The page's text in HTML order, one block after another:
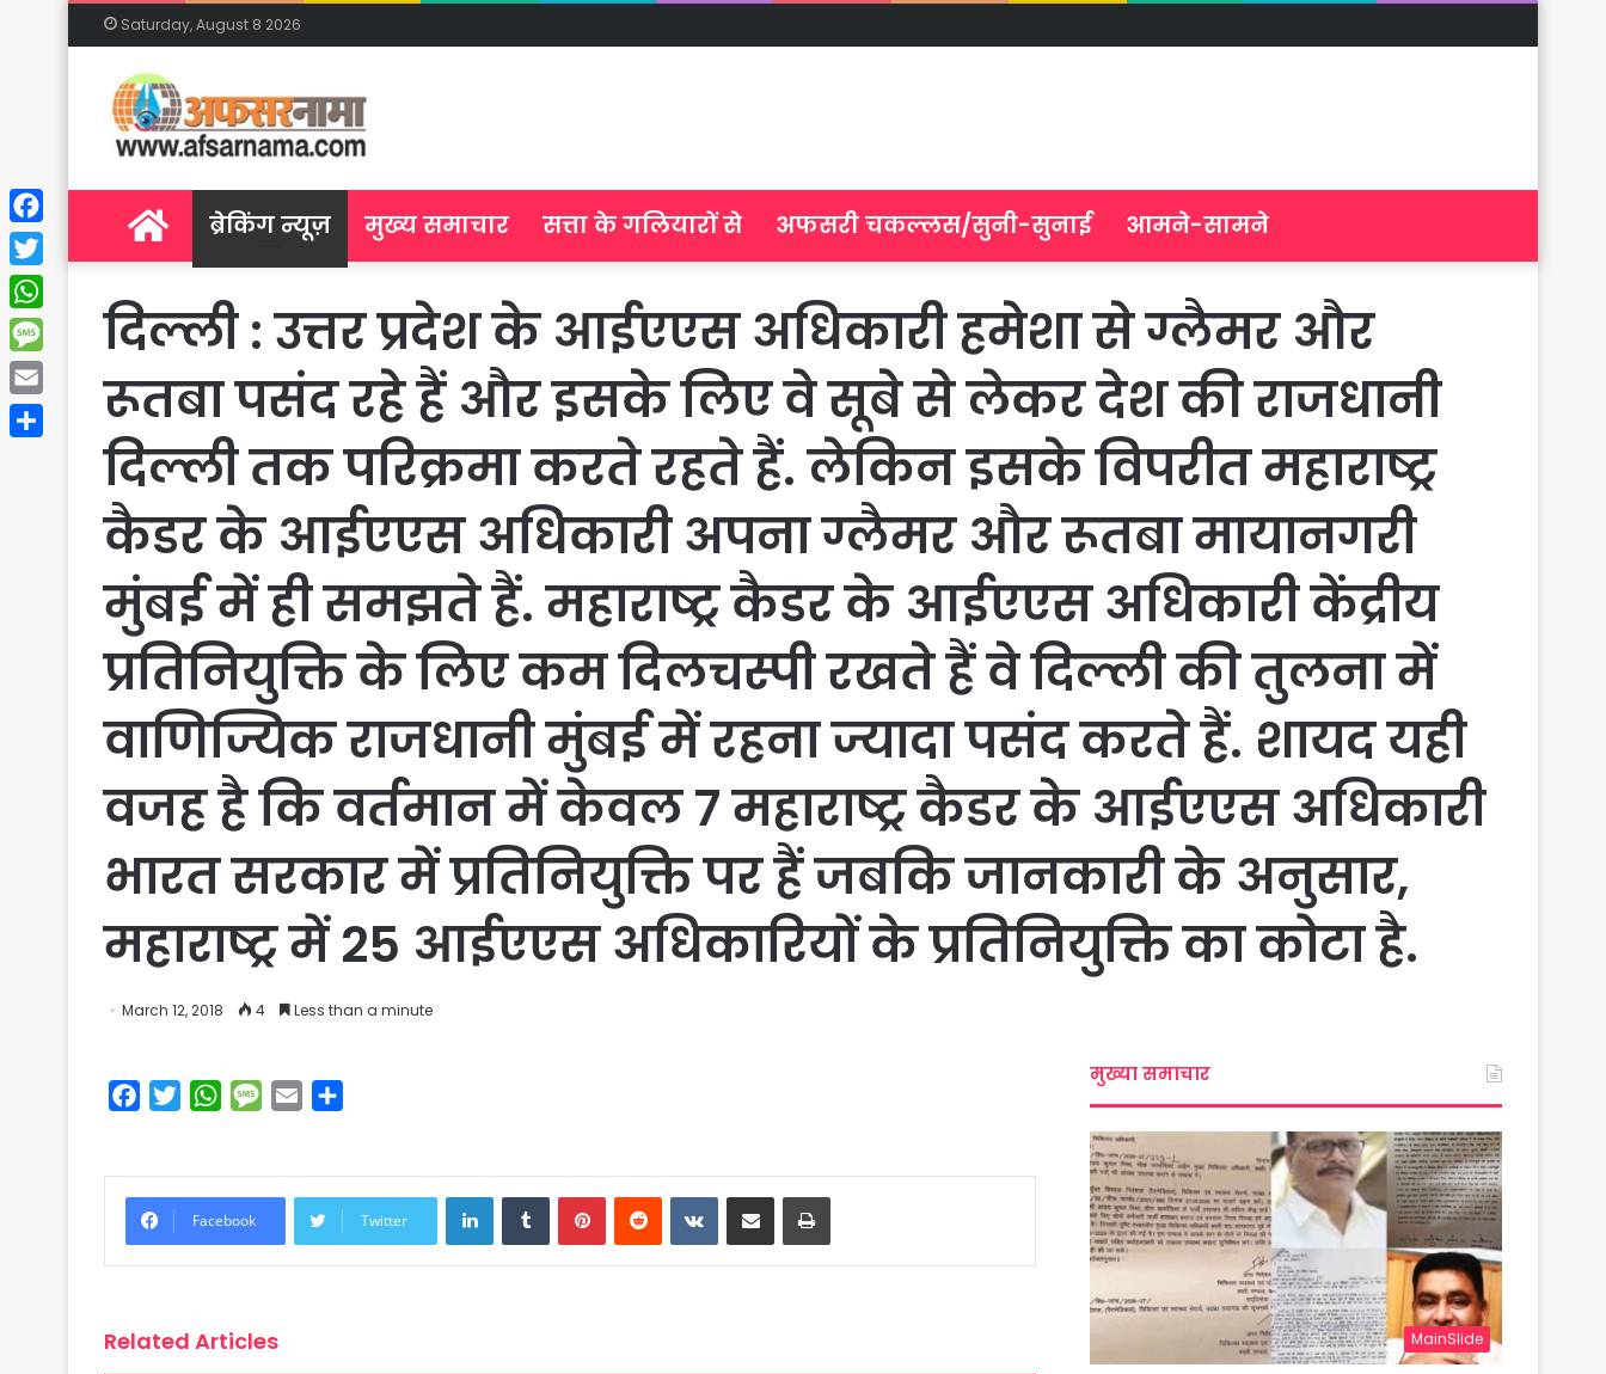
Saturday, August 8 2026
Homeब्रेकिंग न्यूज़ मुख्य समाचार सत्ता के गलियारों से अफसरी चकल्लस/सुनी-सुनाई आमने-सामने
दिल्ली : उत्तर प्रदेश के आईएएस अधिकारी हमेशा से ग्लैमर और
रूतबा पसंद रहे हैं और इसके लिए वे सूबे से लेकर देश की राजधानी
दिल्ली तक परिक्रमा करते रहते हैं. लेकिन इसके विपरीत महाराष्ट्र
कैडर के आईएएस अधिकारी अपना ग्लैमर और रूतबा मायानगरी
मुंबई में ही समझते हैं. महाराष्ट्र कैडर के आईएएस अधिकारी केंद्रीय
प्रतिनियुक्ति के लिए कम दिलचस्पी रखते हैं वे दिल्ली की तुलना में
वाणिज्यिक राजधानी मुंबई में रहना ज्यादा पसंद करते हैं. शायद यही
वजह है कि वर्तमान में केवल 7 महाराष्ट्र कैडर के आईएएस अधिकारी
भारत सरकार में प्रतिनियुक्ति पर हैं जबकि जानकारी के अनुसार,
महाराष्ट्र में 25 आईएएस अधिकारियों के प्रतिनियुक्ति का कोटा है.
March 12, 2018 4 Less than a minute
b
o
e
W
s
A
M
g
Facebook Twitter
LinkedInTumblrPinterestReddit VKontakte
Share via Email Print
Related Articles
मुख्या समाचार
MainSlide
Facebook
Twitter
WhatsApp
Message
Email